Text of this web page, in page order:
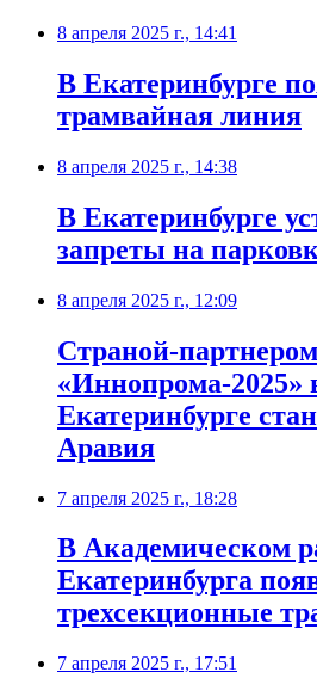
8 апреля 2025 г., 14:41
В Екатеринбурге
трамвайная линия
8 апреля 2025 г., 14:38
В Екатеринбурге
запреты на
8 апреля 2025 г., 12:09
Страной-партнером
«Иннопрома-2025»
Екатеринбурге
Аравия
7 апреля 2025 г., 18:28
В Академическом
Екатеринбурга
трехсекционные
7 апреля 2025 г., 17:51